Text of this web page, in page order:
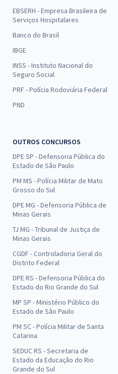
EBSERH - Empresa Brasileira de
Serviços Hospitalares
Banco do Brasil
IBGE
INSS - Instituto Nacional do
Seguro Social
PRF - Polícia Rodoviária Federal
PND
OUTROS CONCURSOS
DPE SP - Defensoria Pública do
Estado de São Paulo
PM MS - Polícia Militar de Mato
Grosso do Sul
DPE MG - Defensoria Pública de
Minas Gerais
TJ MG - Tribunal de Justiça de
Minas Gerais
CGDF - Controladoria Geral do
Distrito Federal
DPE RS - Defensoria Pública do
Estado do Rio Grande do Sul
MP SP - Ministério Público do
Estado de São Paulo
PM SC - Polícia Militar de Santa
Catarina
SEDUC RS - Secretaria de
Estado da Educação do Rio
Grande do Sul